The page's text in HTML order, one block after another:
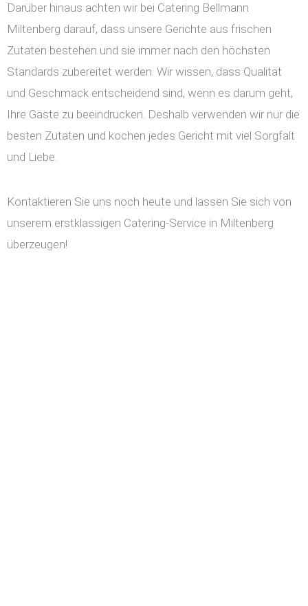
Darüber hinaus achten wir bei Catering Bellmann
Miltenberg darauf, dass unsere Gerichte aus frischen
Zutaten bestehen und sie immer nach den höchsten
Standards zubereitet werden. Wir wissen, dass Qualität
und Geschmack entscheidend sind, wenn es darum geht,
Ihre Gäste zu beeindrucken. Deshalb verwenden wir nur die
besten Zutaten und kochen jedes Gericht mit viel Sorgfalt
und Liebe.
Kontaktieren Sie uns noch heute und lassen Sie sich von
unserem erstklassigen Catering-Service in Miltenberg
überzeugen!